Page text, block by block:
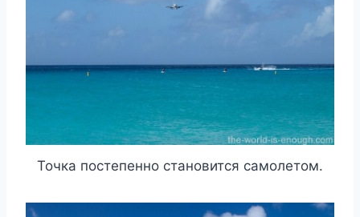
Точка постепенно становится самолетом.